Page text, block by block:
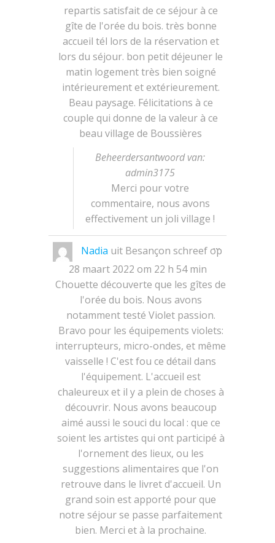
repartis satisfait de ce séjour à ce
gîte de l'orée du bois. très bonne
accueil tél lors de la réservation et
lors du séjour. bon petit déjeuner le
matin logement très bien soigné
intérieurement et extérieurement.
Beau paysage. Félicitations à ce
couple qui donne de la valeur à ce
beau village de Boussières
Beheerdersantwoord van:
admin3175
Merci pour votre
commentaire, nous avons
effectivement un joli village !
Nadia uit Besançon schreef op
28 maart 2022 om 22 h 54 min
Chouette découverte que les gîtes de
l'orée du bois. Nous avons
notamment testé Violet passion.
Bravo pour les équipements violets:
interrupteurs, micro-ondes, et même
vaisselle ! C'est fou ce détail dans
l'équipement. L'accueil est
chaleureux et il y a plein de choses à
découvrir. Nous avons beaucoup
aimé aussi le souci du local : que ce
soient les artistes qui ont participé à
l'ornement des lieux, ou les
suggestions alimentaires que l'on
retrouve dans le livret d'accueil. Un
grand soin est apporté pour que
notre séjour se passe parfaitement
bien. Merci et à la prochaine.
...
deze